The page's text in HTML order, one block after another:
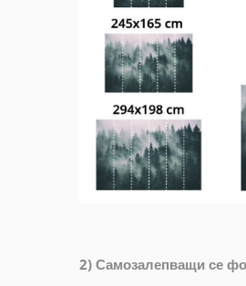
2) Самозалепващи се